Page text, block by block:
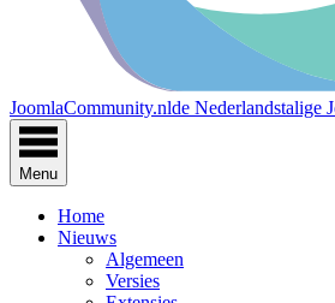
JoomlaCommunity.nlde Nederlandstalige
Menu
Home
Nieuws
Algemeen
Versies